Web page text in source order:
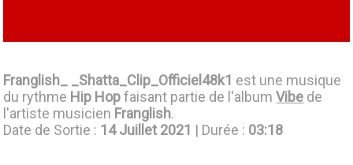
Franglish_ _Shatta_Clip_Officiel48k1 est une musique
du rythme Hip Hopfaisant partie de l'albumVibe de
l'artiste musicien Franglish.
Date de Sortie : 14 Juillet 2021 | Durée : 03:18